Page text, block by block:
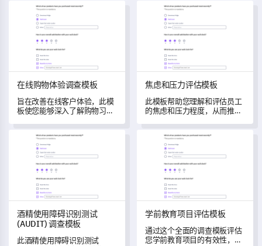
在线购物体验调查模板
在线购物体验调查模板
旨在改善在线客户体验，此模
板使您能够深入了解购物习
客户支持体验。
焦虑和压力评估模板
焦虑和压力评估模板
此模板帮助您理解和评估员工
的焦虑和压力程度，从而推动
境。
酒精使用障碍识别测试 (AUDIT) 调查模板
酒精使用障碍识别测试
(AUDIT) 调查模板
此酒精使用障碍识别测试
学前教育项目评估模板
学前教育项目评估模板
通过这个全面的调查模板评估
您学前教育项目的有效性，并